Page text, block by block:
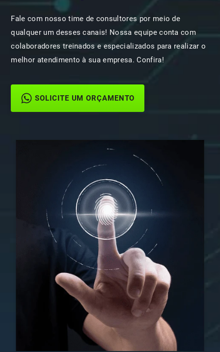
Fale com nosso time de consultores por meio de
qualquer um desses canais! Nossa equipe conta com
colaboradores treinados e especializados para realizar o
melhor atendimento à sua empresa. Confira!
SOLICITE UM ORÇAMENTO